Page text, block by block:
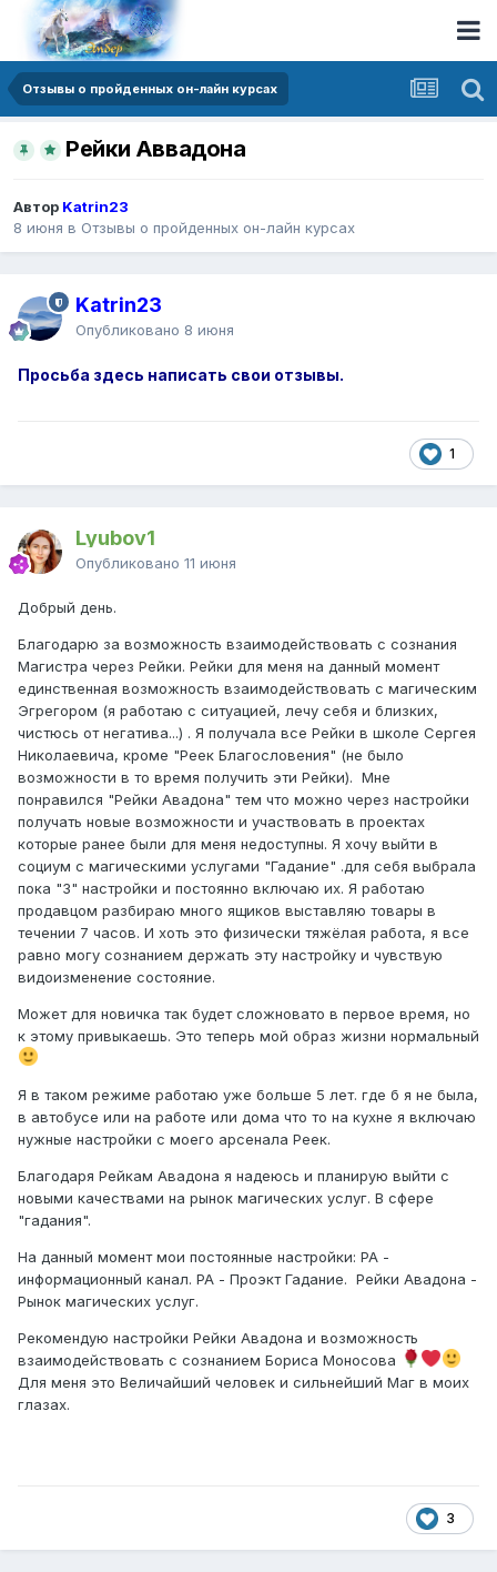
Отзывы о пройденных он-лайн курсах
Рейки Аввадона
Автор Katrin23
8 июня в Отзывы о пройденных он-лайн курсах
Katrin23
Опубликовано 8 июня
Просьба здесь написать свои отзывы.
1
Lyubov1
Опубликовано 11 июня
Добрый день.
Благодарю за возможность взаимодействовать с сознания
Магистра через Рейки. Рейки для меня на данный момент
единственная возможность взаимодействовать с магическим
Эгрегором (я работаю с ситуацией, лечу себя и близких,
чистюсь от негатива...) . Я получала все Рейки в школе Сергея
Николаевича, кроме "Реек Благословения" (не было
возможности в то время получить эти Рейки). Мне
понравился "Рейки Авадона" тем что можно через настройки
получать новые возможности и участвовать в проектах
которые ранее были для меня недоступны. Я хочу выйти в
социум с магическими услугами "Гадание" .для себя выбрала
пока "3" настройки и постоянно включаю их. Я работаю
продавцом разбираю много ящиков выставляю товары в
течении 7 часов. И хоть это физически тяжёлая работа, я все
равно могу сознанием держать эту настройку и чувствую
видоизменение состояние.
Может для новичка так будет сложновато в первое время, но
к этому привыкаешь. Это теперь мой образ жизни нормальный
Я в таком режиме работаю уже больше 5 лет. где б я не была,
в автобусе или на работе или дома что то на кухне я включаю
нужные настройки с моего арсенала Реек.
Благодаря Рейкам Авадона я надеюсь и планирую выйти с
новыми качествами на рынок магических услуг. В сфере
"гадания".
На данный момент мои постоянные настройки: РА -
информационный канал. РА - Проэкт Гадание. Рейки Авадона -
Рынок магических услуг.
Рекомендую настройки Рейки Авадона и возможность
взаимодействовать с сознанием Бориса Моносова
Для меня это Величайший человек и сильнейший Маг в моих
глазах.
3